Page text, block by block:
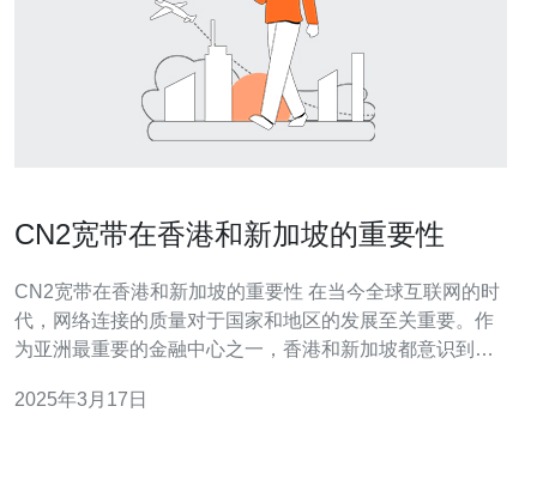
CN2宽带在香港和新加坡的重要性
CN2宽带在香港和新加坡的重要性 在当今全球互联网的时
代，网络连接的质量对于国家和地区的发展至关重要。作
为亚洲最重要的金融中心之一，香港和新加坡都意识到了
高质量的网络服务，对于这两个地区的经济繁荣起着举足
2025年3月17日